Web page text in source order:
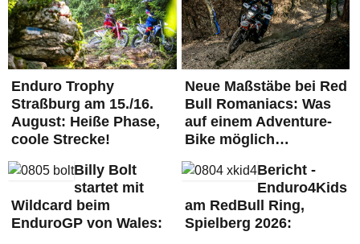
Enduro Trophy
Straßburg am 15./16.
August: Heiße Phase,
coole Strecke!
Neue Maßstäbe bei Red
Bull Romaniacs: Was
auf einem Adventure-
Bike möglich…
Billy Bolt
startet mit
Wildcard beim
EnduroGP von Wales:
Bericht -
Enduro4Kids
am RedBull Ring,
Spielberg 2026: